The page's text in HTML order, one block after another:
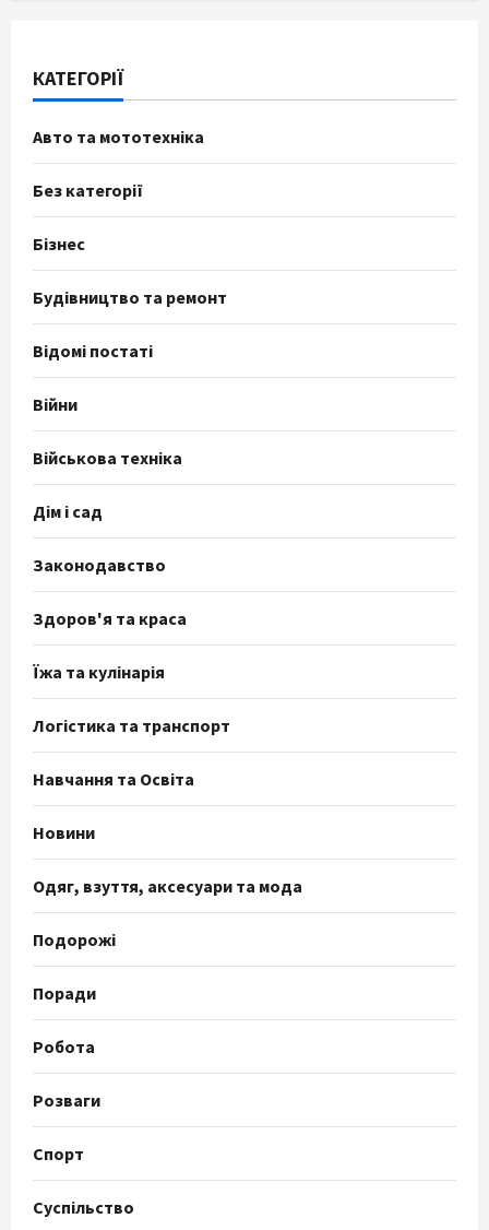
КАТЕГОРІЇ
Авто та мототехніка
Без категорії
Бізнес
Будівництво та ремонт
Відомі постаті
Війни
Військова техніка
Дім і сад
Законодавство
Здоров'я та краса
Їжа та кулінарія
Логістика та транспорт
Навчання та Освіта
Новини
Одяг, взуття, аксесуари та мода
Подорожі
Поради
Робота
Розваги
Спорт
Суспільство